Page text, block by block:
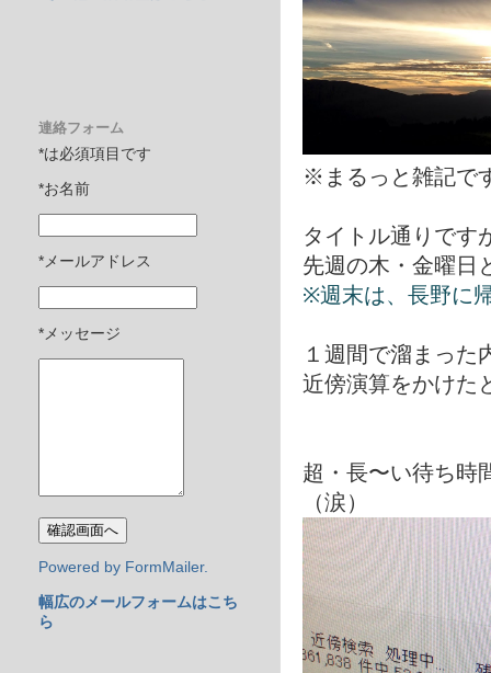
※まるっと雑記で
タイトル通りです
先週の木・金曜日
※週末は、長野に
１週間で溜まった
近傍演算をかけた
超・長〜い待ち時
（涙）
連絡フォーム
*は必須項目です
*お名前
*メールアドレス
*メッセージ
Powered by FormMailer.
幅広のメールフォームはこち
ら